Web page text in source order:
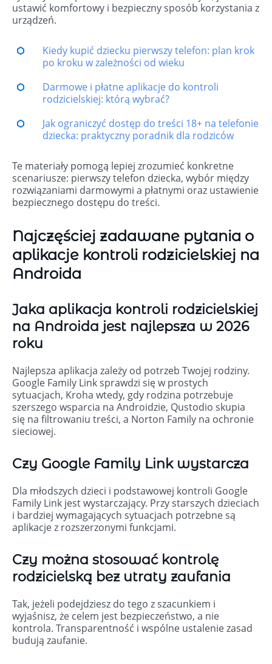
ustawić komfortowy i bezpieczny sposób korzystania z
urządzeń.
Kiedy kupić dziecku pierwszy telefon: plan krok
po kroku w zależności od wieku
Darmowe i płatne aplikacje do kontroli
rodzicielskiej: którą wybrać?
Jak ograniczyć dostęp do treści 18+ na telefonie
dziecka: praktyczny poradnik dla rodziców
Te materiały pomogą lepiej zrozumieć konkretne
scenariusze: pierwszytelefon dziecka, wybór między
rozwiązaniami darmowymi a płatnymi oraz ustawienie
bezpiecznego dostępu do treści.
Najczęściej zadawane pytania o
aplikacje kontroli rodzicielskiej na
Androida
Jaka aplikacja kontroli rodzicielskiej
na Androida jest najlepsza w 2026
roku
Najlepsza aplikacja zależy od potrzeb Twojej rodziny.
Google Family Link sprawdzi się w prostych
sytuacjach, Kroha wtedy, gdy rodzina potrzebuje
szerszego wsparcia na Androidzie, Qustodio skupia
się na filtrowaniu treści, a Norton Family na ochronie
sieciowej.
Czy Google Family Link wystarcza
Dla młodszych dzieci i podstawowej kontroli Google
Family Link jest wystarczający. Przy starszych dzieciach
i bardziej wymagających sytuacjach potrzebne są
aplikacje z rozszerzonymi funkcjami.
Czy można stosować kontrolę
rodzicielską bez utraty zaufania
Tak, jeżeli podejdziesz do tego z szacunkiem i
wyjaśnisz, że celem jest bezpieczeństwo, a nie
kontrola. Transparentność i wspólne ustalenie zasad
budują zaufanie.